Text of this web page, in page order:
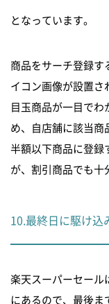
となっています。
商品をサーチ登録す
イコン画像が設置さ
目玉商品が一目で
め、自店舗に該当商
半額以下商品に登録
が、割引商品でも十
10.最終日に駆け込
楽天スーパーセール
にあるので、最後ま